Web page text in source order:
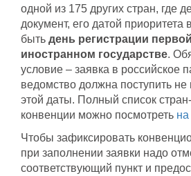
одной из 175 других стран, где
документ, его датой приоритета
быть день регистрации
иностранном государстве.
условие – заявка в российское
ведомство должна поступить не
этой даты. Полный список
конвенции можно посмотреть
Чтобы зафиксировать
при заполнении заявки надо
соответствующий пункт и